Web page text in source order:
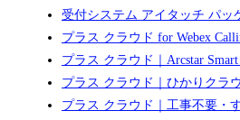
受付システム アイタッチ パッ
プラス クラウド for Webex
プラス クラウド｜Arcstar
プラス クラウド｜ひかりクラ
プラス クラウド｜工事不要・